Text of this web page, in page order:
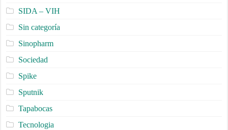
SIDA – VIH
Sin categoría
Sinopharm
Sociedad
Spike
Sputnik
Tapabocas
Tecnologia